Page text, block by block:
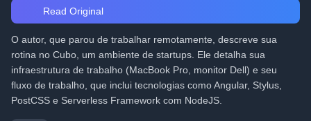
Read Original
O autor, que parou de trabalhar remotamente, descreve sua
rotina no Cubo, um ambiente de startups. Ele detalha sua
infraestrutura de trabalho (MacBook Pro, monitor Dell) e seu
fluxo de trabalho, que inclui tecnologias como Angular, Stylus,
PostCSS e Serverless Framework com NodeJS.